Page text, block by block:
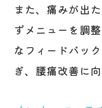
また、痛みが出
ずメニューを調
なフィードバッ
ぎ、腰痛改善に